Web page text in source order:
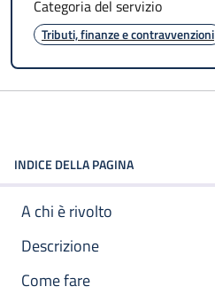
Categoria del servizio
Tributi, finanze e contravvenzioni
INDICE DELLA PAGINA
A chi è rivolto
Descrizione
Come fare